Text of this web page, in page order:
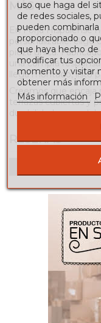
MÁS
En Forja Hispalense
personalizable: elige
pieza única.
una compra
llega montado, listo
Creemos que
terrazas cubiertas y
durabilidad,
RESEÑAS
Para escribir una
uso que haga del
de redes sociales,
pueden
proporcionado o
que haya hecho
modificar tus
momento y visitar
obtener más
Más información